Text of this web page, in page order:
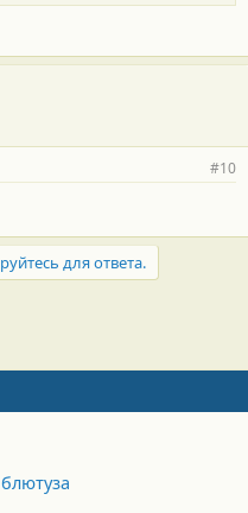
#10
для ответа.
почта